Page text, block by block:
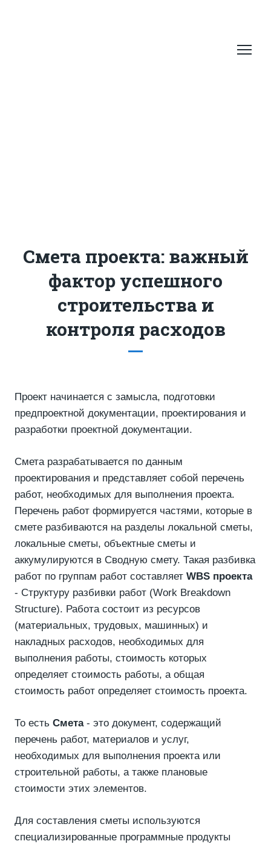
Смета проекта: важный
фактор успешного
строительства и
контроля расходов
Проект начинается с замысла, подготовки
предпроектной документации, проектирования и
разработки проектной документации.
Смета разрабатывается по данным
проектирования и представляет собой перечень
работ, необходимых для выполнения проекта.
Перечень работ формируется частями, которые в
смете разбиваются на разделы локальной сметы,
локальные сметы, объектные сметы и
аккумулируются в Сводную смету. Такая разбивка
работ по группам работ составляет WBS проекта
- Структуру разбивки работ (Work Breakdown
Structure). Работа состоит из ресурсов
(материальных, трудовых, машинных) и
накладных расходов, необходимых для
выполнения работы, стоимость которых
определяет стоимость работы, а общая
стоимость работ определяет стоимость проекта.
То есть Смета- это документ, содержащий
перечень работ, материалов и услуг,
необходимых для выполнения проекта или
строительной работы, а также плановые
стоимости этих элементов.
Для составления сметы используются
специализированные программные продукты